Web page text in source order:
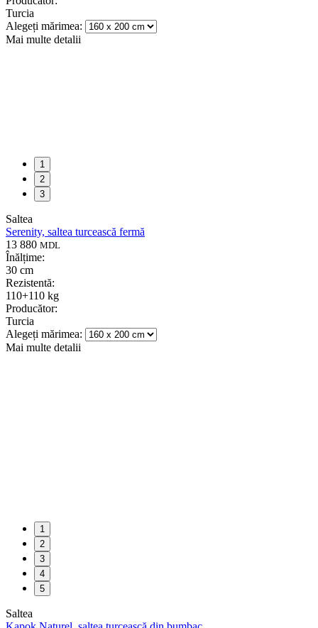
Turcia
Alegeți mărimea:
Mai multe detalii
1
2
3
Saltea
Serenity, saltea turcească fermă
13 880 MDL
Înălțime:
30 cm
Rezistentă:
110+110 kg
Producător:
Turcia
Alegeți mărimea:
Mai multe detalii
1
2
3
4
5
Saltea